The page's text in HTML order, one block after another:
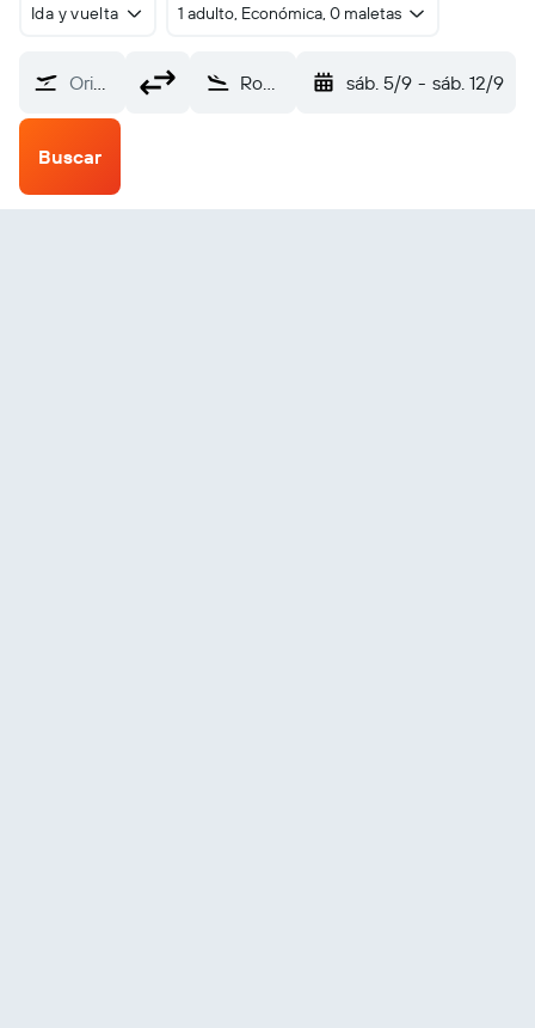
Ida y vuelta 1 adulto, Económica, 0 maletas
Origen Rockhampton (ROK) sáb. 5/9 - sáb. 12/9
Buscar